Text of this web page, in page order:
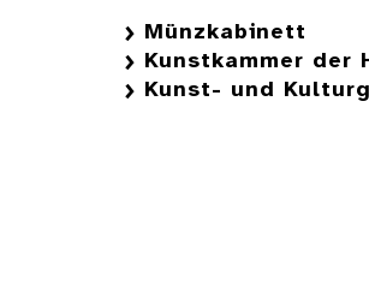
Münzkabinett
Kunstkammer der
Kunst- und